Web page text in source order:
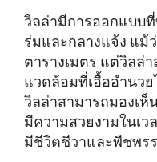
วิลล่ามีการออกแบบ
ร่มและกลางแจ้ง แม้
ตารางเมตร แต่วิลล่
แวดล้อมที่เอื้ออํานว
วิลล่าสามารถมองเห็
มีความสวยงามในเว
มีชีวิตชีวาและพืชพร